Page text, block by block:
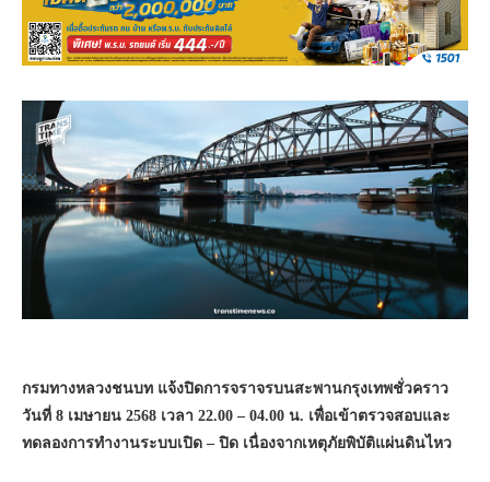
กรมทางหลวงชนบท แจ้งปิดการจราจรบนสะพานกรุงเทพชั่วคราว
วันที่ 8 เมษายน 2568 เวลา 22.00 – 04.00 น. เพื่อเข้าตรวจสอบและ
ทดลองการทำงานระบบเปิด – ปิด เนื่องจากเหตุภัยพิบัติแผ่นดินไหว